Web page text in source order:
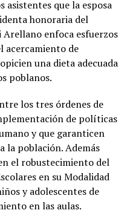
asistentes que la esposa
honoraria del
enfoca esfuerzos
acercamiento de
una dieta adecuada
poblanos.
los tres órdenes de
de políticas
y que garanticen
la población. Además
el robustecimiento del
en su Modalidad
y adolescentes de
en las aulas.